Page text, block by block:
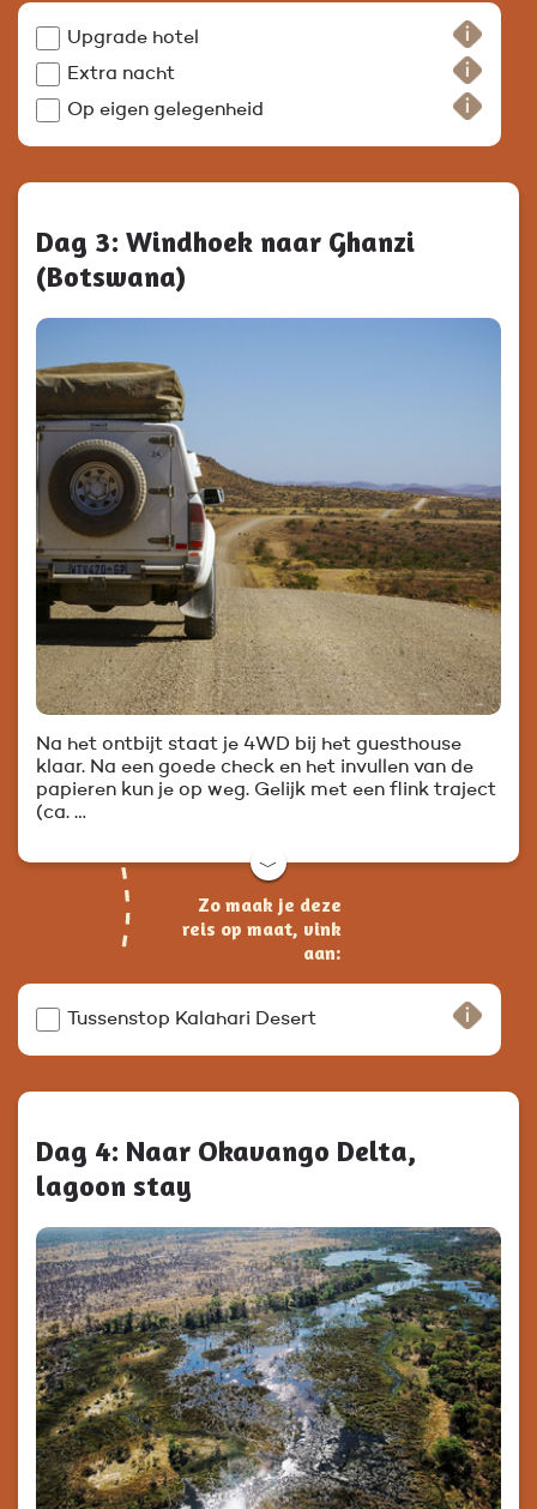
Upgrade hotel
Extra nacht
Op eigen gelegenheid
Dag 3: Windhoek naar Ghanzi
(Botswana)
Na het ontbijt staat je 4WD bij het guesthouse
klaar. Na een goede check en het invullen van de
papieren kun je op weg. Gelijk met een flink traject
(ca. …
﹀
Zo maak je deze
reis op maat, vink
aan:
Tussenstop Kalahari Desert
Dag 4: Naar Okavango Delta,
lagoon stay